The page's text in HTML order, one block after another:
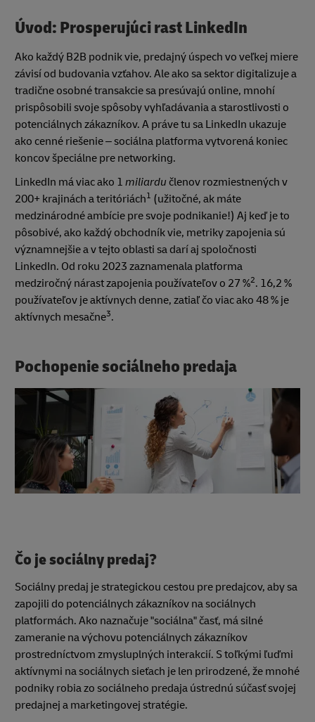
Úvod: Prosperujúci rast LinkedIn
Ako každý B2B podnik vie, predajný úspech vo veľkej miere
závisí od budovania vzťahov. Ale ako sa sektor digitalizuje a
tradične osobné transakcie sa presúvajú online, mnohí
prispôsobili svoje spôsoby vyhľadávania a starostlivosti o
potenciálnych zákazníkov. A práve tu sa LinkedIn ukazuje
ako cenné riešenie – sociálna platforma vytvorená koniec
koncov špeciálne pre networking.
LinkedIn má viac ako 1 miliardu členov rozmiestnených v
200+ krajinách a teritóriách1 (užitočné, ak máte
medzinárodné ambície pre svoje podnikanie!) Aj keď je to
pôsobivé, ako každý obchodník vie, metriky zapojenia sú
významnejšie a v tejto oblasti sa darí aj spoločnosti
LinkedIn. Od roku 2023 zaznamenala platforma
medziročný nárast zapojenia používateľov o 27 %2. 16,2 %
používateľov je aktívnych denne, zatiaľ čo viac ako 48 % je
aktívnych mesačne3.
Pochopenie sociálneho predaja
Čo je sociálny predaj?
Sociálny predaj je strategickou cestou pre predajcov, aby sa
zapojili do potenciálnych zákazníkov na sociálnych
platformách. Ako naznačuje "sociálna" časť, má silné
zameranie na výchovu potenciálnych zákazníkov
prostredníctvom zmysluplných interakcií. S toľkými ľuďmi
aktívnymi na sociálnych sieťach je len prirodzené, že mnohé
podniky robia zo sociálneho predaja ústrednú súčasť svojej
predajnej a marketingovej stratégie.